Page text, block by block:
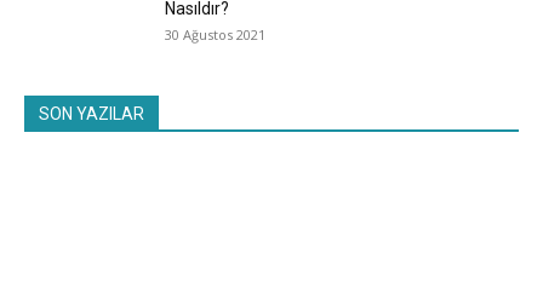
Nasıldır?
30 Ağustos 2021
SON YAZILAR